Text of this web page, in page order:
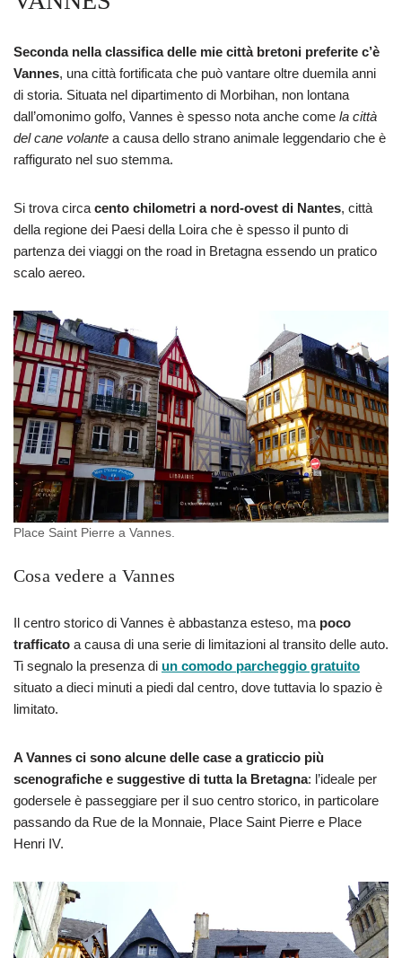
Seconda nella classifica delle mie città bretoni preferite c’è
Vannes, una città fortificata che può vantare oltre duemila anni
di storia. Situata nel dipartimento di Morbihan, non lontana
dall’omonimo golfo, Vannes è spesso nota anche come la città
del cane volante a causa dello strano animale leggendario che è
raffigurato nel suo stemma.
Si trova circa cento chilometri a nord-ovest di Nantes, città
della regione dei Paesi della Loira che è spesso il punto di
partenza dei viaggi on the road in Bretagna essendo un pratico
scalo aereo.
Place Saint Pierre a Vannes.
Cosa vedere a Vannes
Il centro storico di Vannes è abbastanza esteso, ma poco
trafficato a causa di una serie di limitazioni al transito delle auto.
Ti segnalo la presenza di un comodo parcheggio gratuito
situato a dieci minuti a piedi dal centro, dove tuttavia lo spazio è
limitato.
A Vannes ci sono alcune delle case a graticcio più
scenografiche e suggestive di tutta la Bretagna: l’ideale per
godersele è passeggiare per il suo centro storico, in particolare
passando da Rue de la Monnaie, Place Saint Pierre e Place
Henri IV.